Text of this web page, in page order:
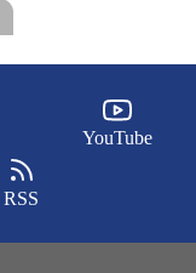
YouTube
RSS